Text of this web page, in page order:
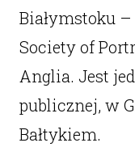
Białymstoku
Society of
Anglia. Jest
publicznej, w
Bałtykiem.